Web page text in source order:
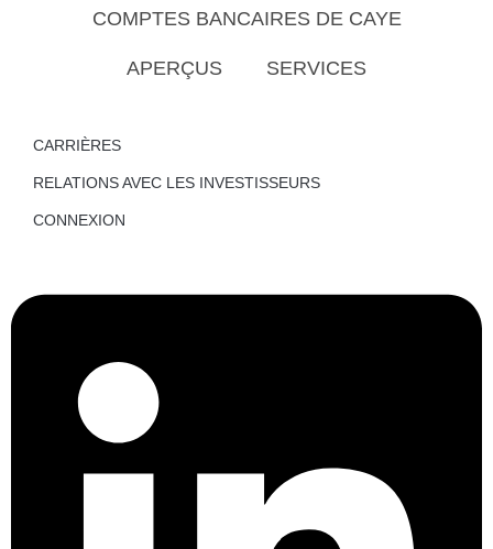
COMPTES BANCAIRES DE CAYE
APERÇUS SERVICES
CARRIÈRES
RELATIONS AVEC LES INVESTISSEURS
CONNEXION